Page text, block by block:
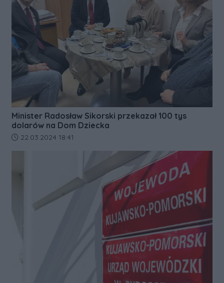
Minister Radosław Sikorski przekazał 100 tys
dolarów na Dom Dziecka
Data dodania artykułu:
22.03.2024 18:41